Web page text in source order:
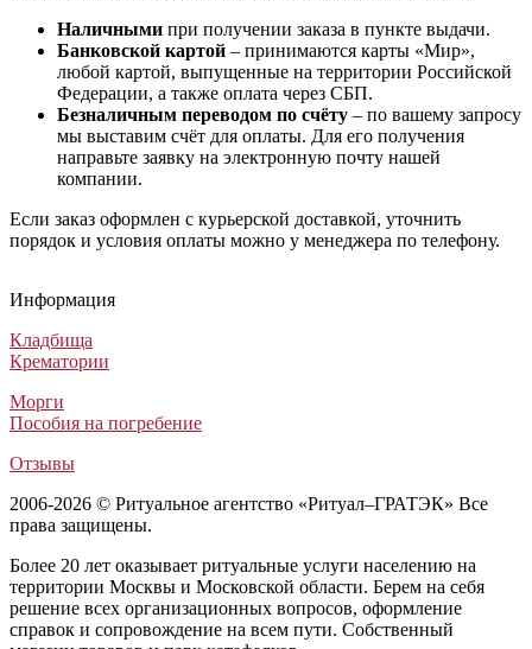
Наличными при получении заказа в пункте выдачи.
Банковской картой – принимаются карты «Мир»,
любой картой, выпущенные на территории Российской
Федерации, а также оплата через СБП.
Безналичным переводом по счёту – по вашему запросу
мы выставим счёт для оплаты. Для его получения
направьте заявку на электронную почту нашей
компании.
Если заказ оформлен с курьерской доставкой, уточнить
порядок и условия оплаты можно у менеджера по телефону.
Лакированные гробы
Лакированные гробы
Элитные гробы
Элитные гробы
Информация
Кладбища
Крематории
Морги
Пособия на погребение
Отзывы
2006-2026 © Ритуальное агентство «Ритуал–ГРАТЭК» Все
права защищены.
Более 20 лет оказывает ритуальные услуги населению на
территории Москвы и Московской области. Берем на себя
решение всех организационных вопросов, оформление
справок и сопровождение на всем пути. Собственный